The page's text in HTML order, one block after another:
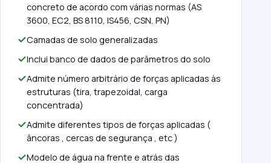
concreto de acordo com várias normas (AS
3600, EC2, BS 8110, IS456, CSN, PN)
Camadas de solo generalizadas
Inclui banco de dados de parâmetros do solo
Admite número arbitrário de forças aplicadas às
estruturas (tira, trapezoidal, carga
concentrada)
Admite diferentes tipos de forças aplicadas (
âncoras , cercas de segurança , etc )
Modelo de água na frente e atrás das